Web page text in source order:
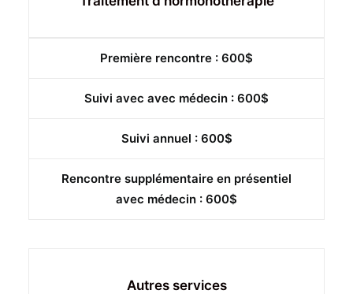
Première rencontre : 600$
Suivi avec avec médecin : 600$
Suivi annuel : 600$
Rencontre supplémentaire en présentiel
avec médecin : 600$
Autres services